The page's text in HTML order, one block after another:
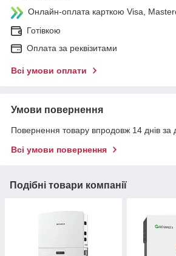
Онлайн-оплата карткою Visa,
Готівкою
Оплата за реквізитами
Всі умови оплати
Умови повернення
Повернення товару впродовж 14 днів за
Всі умови повернення
Подібні товари компанії